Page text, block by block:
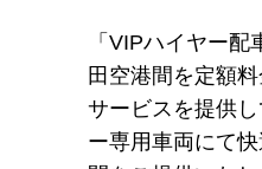
「VIPハイヤー
田空港間を定額
サービスを提供
ー専用車両にて